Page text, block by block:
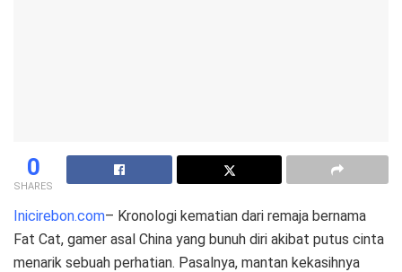
0
SHARES
Inicirebon.com– Kronologi kematian dari remaja bernama
Fat Cat, gamer asal China yang bunuh diri akibat putus cinta
menarik sebuah perhatian. Pasalnya, mantan kekasihnya